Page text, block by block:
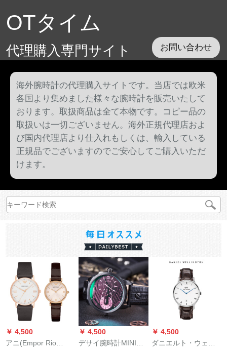
OTタイム
代理購入専門サイト お問い合わせ
海外腕時計の代理購入サイトです。当店では欧米
各国より集めました様々な腕時計を販売いたして
おります。取扱商品は全て本物です。コピー品の
取扱いは一切ございません。海外正規代理店およ
び国内代理店より仕入れもしくは、輸入している
正規品でございますのでご安心してご購入いただ
けます。
￥ 4,500
アニ(Empor Rio
￥ 4,500
デサイ腕時計MINID
￥ 4,500
ダニエルト・ウェル